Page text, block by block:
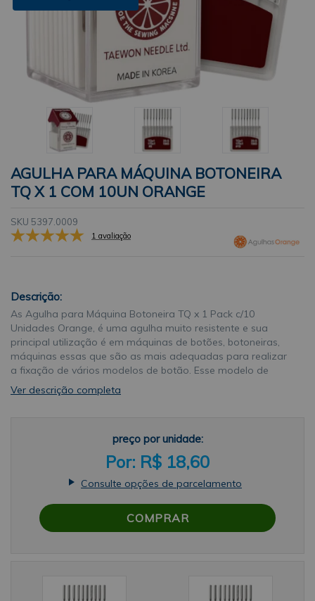
AGULHA PARA MÁQUINA BOTONEIRA
TQ X 1 COM 10UN ORANGE
SKU 5397.0009
1 avaliação
Descrição:
As Agulha para Máquina Botoneira TQ x 1 Pack c/10
Unidades Orange, é uma agulha muito resistente e sua
principal utilização é em máquinas de botões, botoneiras,
máquinas essas que são as mais adequadas para realizar
a fixação de vários modelos de botão. Esse modelo de
agulha é um pouco mais curto, porém não deixa de ser
uma agulha bastante ágilSobre a marcaA Orange Agulhas
sempre carregou para a sua empresa a filosofia de
produção de produtos de qualidade a nível mundial, com
preços competitivos ao mercado, combinados com a
qualidade dos seus serviços. Tudo isso fez com que a
uma empresa que apresenta o selo de qualidade
empresarial 21C de responsabilidade e contribuição com a
colaboradoresAplicaçãoEste modelo de agulha é utilizado
Ver descrição completa
preço por unidade:
R$ 18,60
Consulte opções de parcelamento
COMPRAR